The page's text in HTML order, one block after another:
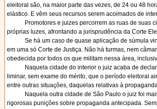
eleitoral são, na maior parte das vezes, de 24 ou 48
elástico. E vêm seus recursos serem acoimados de
Promotores e juizes percorrem as ruas de suas
próprias luzes, afrontando a jurisprudência da Corte
Se há um caso de quase aplicação de súmula
em uma só Corte de Justiça. Não há turmas, nem
obedecida por todos os que militam nessa área,
Naquela cidade do interior o juiz acaba de
liminar, sem exame do mérito, que o período eleitoral
entre outras situações, daquelas relativas à
Naquela outra cidade de São Paulo o juiz foi
rigorosas punições sobre propaganda antecipada.